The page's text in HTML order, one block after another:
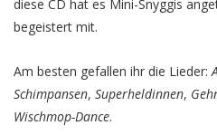
diese CD hat es Mini-Snyggis
begeistert mit.
Am besten gefallen ihr die Lieder:
Schimpansen, Superheldinnen,
Wischmop-Dance.